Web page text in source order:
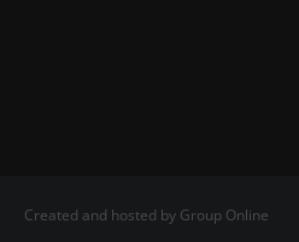
Created and hosted by Group Online